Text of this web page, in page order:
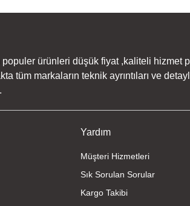
ürünleri düşük fiyat ,kaliteli hizmet
tüm markaların teknik ayrıntıları ve
Yardım
Müşteri Hizmetleri
Sık Sorulan Sorular
Kargo Takibi